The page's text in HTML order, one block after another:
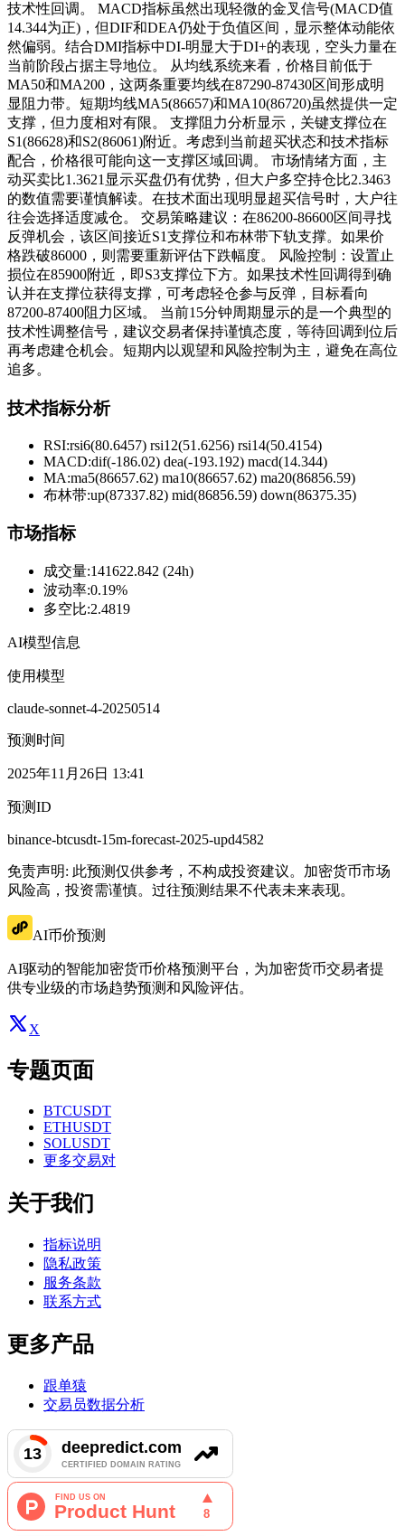
技术性回调。 MACD指标虽然出现轻微的金叉信号(MACD值
14.344为正)，但DIF和DEA仍处于负值区间，显示整体动能依
然偏弱。结合DMI指标中DI-明显大于DI+的表现，空头力量在
当前阶段占据主导地位。 从均线系统来看，价格目前低于
MA50和MA200，这两条重要均线在87290-87430区间形成明
显阻力带。短期均线MA5(86657)和MA10(86720)虽然提供一定
支撑，但力度相对有限。 支撑阻力分析显示，关键支撑位在
S1(86628)和S2(86061)附近。考虑到当前超买状态和技术指标
配合，价格很可能向这一支撑区域回调。 市场情绪方面，主
动买卖比1.3621显示买盘仍有优势，但大户多空持仓比2.3463
的数值需要谨慎解读。在技术面出现明显超买信号时，大户往
往会选择适度减仓。 交易策略建议：在86200-86600区间寻找
反弹机会，该区间接近S1支撑位和布林带下轨支撑。如果价
格跌破86000，则需要重新评估下跌幅度。 风险控制：设置止
损位在85900附近，即S3支撑位下方。如果技术性回调得到确
认并在支撑位获得支撑，可考虑轻仓参与反弹，目标看向
87200-87400阻力区域。 当前15分钟周期显示的是一个典型的
技术性调整信号，建议交易者保持谨慎态度，等待回调到位后
再考虑建仓机会。短期内以观望和风险控制为主，避免在高位
追多。
技术指标分析
RSI:rsi6(80.6457) rsi12(51.6256) rsi14(50.4154)
MACD:dif(-186.02) dea(-193.192) macd(14.344)
MA:ma5(86657.62) ma10(86657.62) ma20(86856.59)
布林带:up(87337.82) mid(86856.59) down(86375.35)
市场指标
成交量:141622.842 (24h)
波动率:0.19%
多空比:2.4819
AI模型信息
使用模型
claude-sonnet-4-20250514
预测时间
2025年11月26日 13:41
预测ID
binance-btcusdt-15m-forecast-2025-upd4582
免责声明: 此预测仅供参考，不构成投资建议。加密货币市场
风险高，投资需谨慎。过往预测结果不代表未来表现。
AI币价预测
AI驱动的智能加密货币价格预测平台，为加密货币交易者提
供专业级的市场趋势预测和风险评估。
X
专题页面
BTCUSDT
ETHUSDT
SOLUSDT
更多交易对
关于我们
指标说明
隐私政策
服务条款
联系方式
更多产品
跟单猿
交易员数据分析